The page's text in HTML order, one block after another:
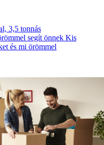
3,5 tonnás
segít önnek Kis
és mi örömmel